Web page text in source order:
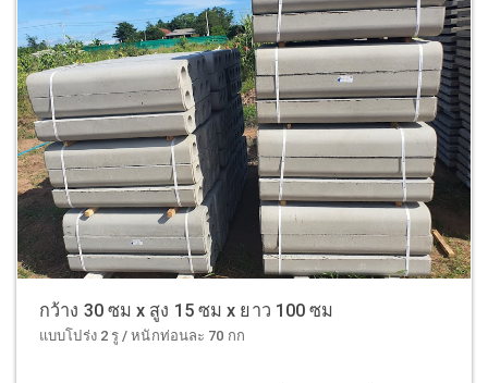
กว้าง 30 ซม x สูง 15 ซม x ยาว 100 ซม
แบบโปร่ง 2 รู / หนักท่อนละ 70 กก